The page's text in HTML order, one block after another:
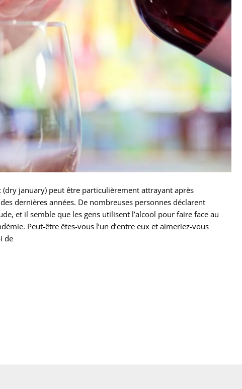
(dry january) peut être particulièrement attrayant après
dernières années. De nombreuses personnes déclarent
et il semble que les gens utilisent l’alcool pour faire face au
Peut-être êtes-vous l’un d’entre eux et aimeriez-vous
de